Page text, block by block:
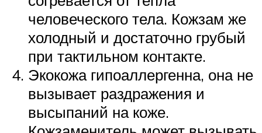
человеческого тела. Кожзам же
холодный и достаточно грубый
при тактильном контакте.
Экокожа гипоаллергенна, она не
вызывает раздражения и
высыпаний на коже.